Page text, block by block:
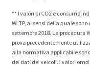
** I valori di CO2 e consumo
WLTP, ai sensi della quale
settembre 2018. La procedura
prova precedentemente
alla normativa applicabile
dei dati dei veicoli. I valori